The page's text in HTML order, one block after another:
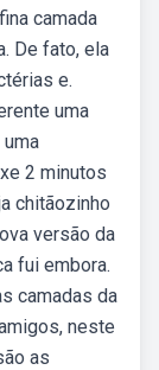
camada
De fato, ela
e.
uma
2 minutos
chitãozinho
versão da
fui embora.
camadas da
neste
as